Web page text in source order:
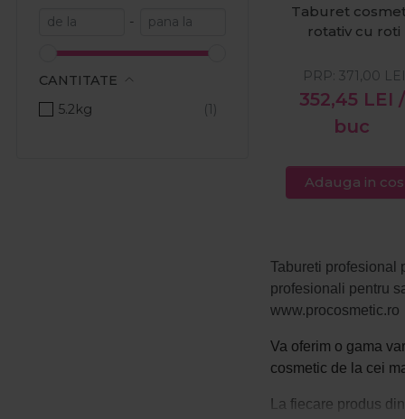
-
CANTITATE
5.2kg
Taburet
rotativ cu roti
352,45 LEI /
buc
PRP: 371,00 LEI
Adauga in cos
Tabureti profesional
profesionali pentru
www.procosmetic.ro
Va oferim o gama
cosmetic de la cei
La fiecare produs